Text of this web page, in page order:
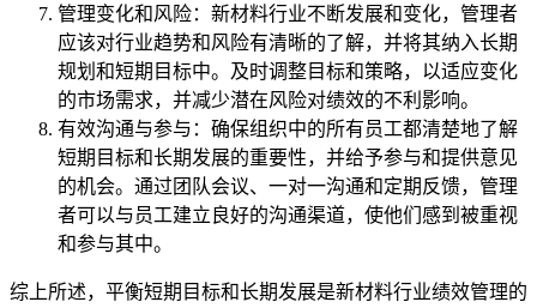
管理变化和风险：新材料行业不断发展和变化，管理者
应该对行业趋势和风险有清晰的了解，并将其纳入长期
规划和短期目标中。及时调整目标和策略，以适应变化
的市场需求，并减少潜在风险对绩效的不利影响。
有效沟通与参与：确保组织中的所有员工都清楚地了解
短期目标和长期发展的重要性，并给予参与和提供意见
的机会。通过团队会议、一对一沟通和定期反馈，管理
者可以与员工建立良好的沟通渠道，使他们感到被重视
和参与其中。
综上所述，平衡短期目标和长期发展是新材料行业绩效管理的